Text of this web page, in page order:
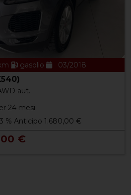
gasolio 03/2018
aut.
24 mesi
% Anticipo 1.680,00 €
€